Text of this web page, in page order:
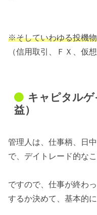
※そしていわゆる投機
（信用取引、ＦＸ、仮
キャピタルゲ
益）
管理人は、仕事柄、日
で、デイトレード的な
ですので、仕事が終わ
するか決めて、基本的に